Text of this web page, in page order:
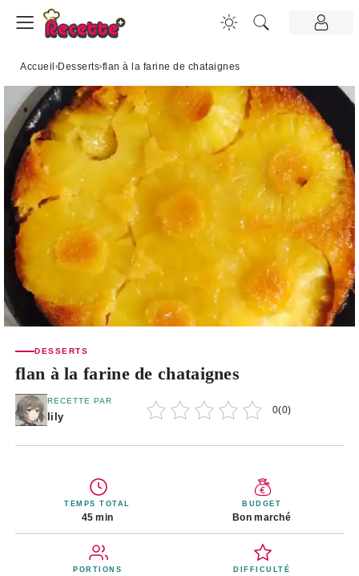
Accueil ›Desserts›flan à la farine de chataignes
DESSERTS
flan à la farine de chataignes
RECETTE PAR
lily
0(0)
TEMPS TOTAL
45 min
BUDGET
Bon marché
PORTIONS DIFFICULTÉ